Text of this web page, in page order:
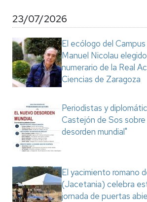
23/07/2026
El ecólogo del
Manuel Nicolau
numerario de la Real
Ciencias de Zaragoza
Periodistas y
Castejón de Sos
desorden mundial"
El yacimiento romano
(Jacetania) celebra
jornada de puertas